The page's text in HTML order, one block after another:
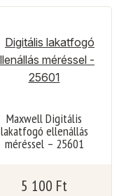
Maxwell Digitális
lakatfogó ellenállás
méréssel – 25601
5 100 Ft